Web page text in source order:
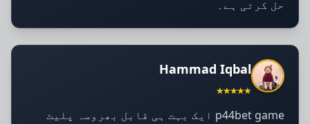
حل کرتی ہے۔
Hammad Iqbal
★★★★★
p44bet game ایک بہت ہی قابل بھروسہ پلیٹ